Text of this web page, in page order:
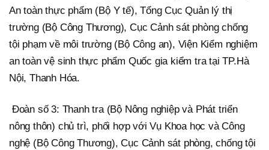
An toàn thực phẩm (Bộ Y tế), Tổng Cục Quản lý thị
trường (Bộ Công Thương), Cục Cảnh sát phòng chống
tội phạm về môi trường (Bộ Công an), Viện Kiểm nghiệm
an toàn vệ sinh thực phẩm Quốc gia kiểm tra tại TP.Hà
Nội, Thanh Hóa.
Đoàn số 3: Thanh tra (Bộ Nông nghiệp và Phát triển
nông thôn) chủ trì, phối hợp với Vụ Khoa học và Công
nghệ (Bộ Công Thương), Cục Cảnh sát phòng, chống tội